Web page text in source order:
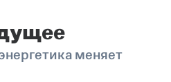
меняет